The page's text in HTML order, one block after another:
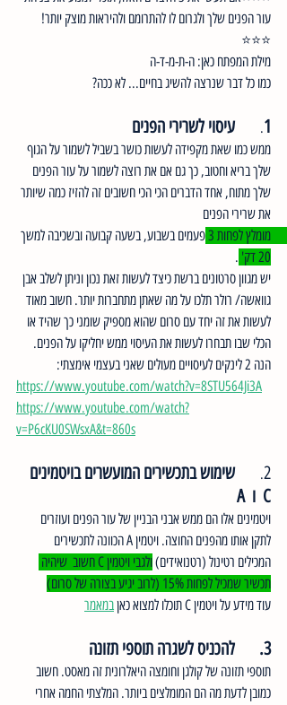
עור הפנים שלך ולגרום לו להתרומם ולהיראות מוצק יותר!
⭐⭐⭐
מילת המפתח כאן: ה-ת-מ-ד-ה
כמו כל דבר שנרצה להשיג בחיים... לא ככה?
1
. עיסוי לשרירי הפנים
ממש כמו שאת מקפידה לעשות כושר בשביל לשמור על הגוף
שלך בריא וחטוב, כך גם אם את רוצה לשמור על עור הפנים
שלך מתוח, אחד הדברים הכי הכי חשובים זה להזיז כמה שיותר
את שרירי הפנים
מומלץ לפחות 3 פעמים בשבוע, בשעה קבועה ובשכיבה למשך
20 דק'
.
יש מגוון סרטונים ברשת כיצד לעשות זאת נכון וניתן לשלב אבן
גוואשה/ רולר תלכו על מה שאתן מתחברות יותר. חשוב מאוד
לעשות את זה יחד עם סרום שהוא מספיק שומני כך שהיד או
הכלי שבו תבחרו לעשות את העיסוי ממש יחליקו על הפנים.
הנה 2 לינקים לעיסויים מעולים שאני בעצמי אימצתי:
https://www.youtube.com/watch?v=8STU564Ji3A
https://www.youtube.com/watch?
v=P6cKU0SWsxA&t=860s
2
.
שימוש בתכשירים המועשרים בויטמינים
C  ו  A
ויטמינים אלו הם ממש אבני הבניין של עור הפנים ועוזרים
לתקן אותו מהפנים החוצה. ויטמין A הכוונה לתכשירים
המכילים רטינול (רטנואידים)
ולגבי ויטמין C חשוב  שיהיה
תכשיר שמכיל לפחות 15% (לרוב יגיע בצורה של סרום)
עוד מידע על ויטמין C תוכלו למצוא כאן
במאמר
3.	להכניס לשגרה תוספי תזונה
תוספי תזונה של קולגן וחומצה היאלרונית זה מאסט. חשוב
כמובן לדעת מה הם המומלצים ביותר. המלצתי החמה אחרי